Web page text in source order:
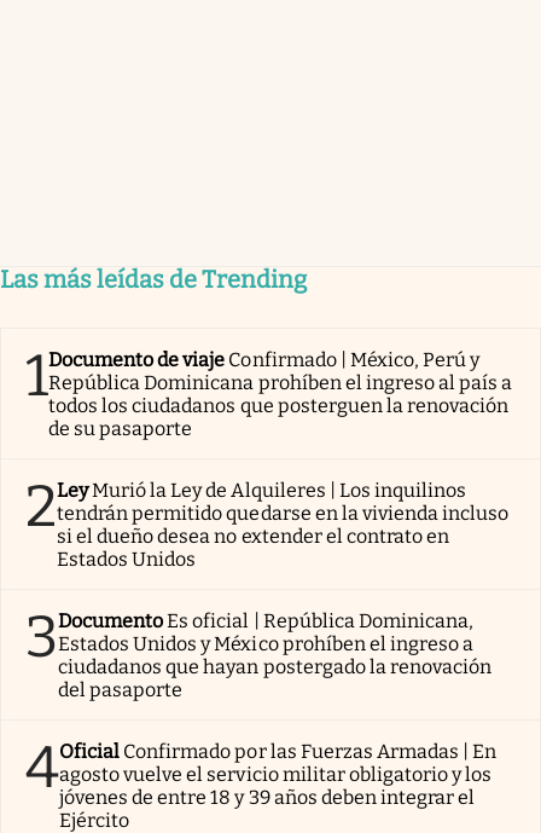
Las más leídas de Trending
1Documento de viaje Confirmado | México, Perú y
República Dominicana prohíben el ingreso al país a
todos los ciudadanos que posterguen la renovación
de su pasaporte
2LeyMurió la Ley de Alquileres | Los inquilinos
tendrán permitido quedarse en la vivienda incluso
si el dueño desea no extender el contrato en
Estados Unidos
3DocumentoEs oficial | República Dominicana,
Estados Unidos y México prohíben el ingreso a
ciudadanos que hayan postergado la renovación
del pasaporte
4Oficial Confirmado por las Fuerzas Armadas | En
agosto vuelve el servicio militar obligatorio y los
jóvenes de entre 18 y 39 años deben integrar el
Ejército